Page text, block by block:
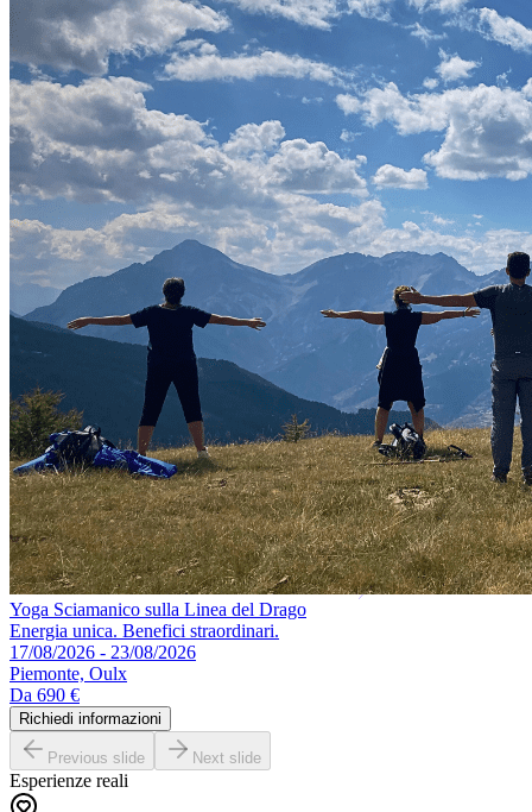
Yoga Sciamanico sulla Linea del Drago
Energia unica. Benefici straordinari.
17/08/2026 - 23/08/2026
Piemonte, Oulx
Da 690 €
Richiedi informazioni
Previous slide Next slide
Esperienze reali